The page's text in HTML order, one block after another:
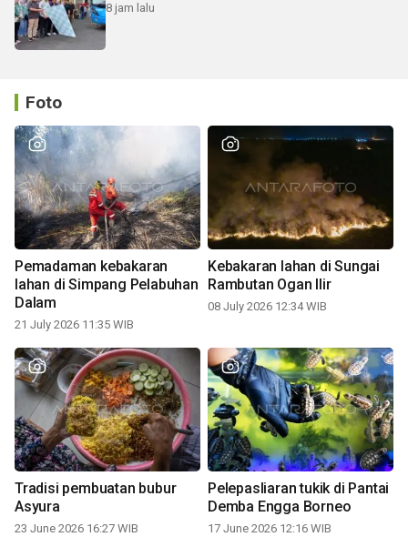
8 jam lalu
Foto
Pemadaman kebakaran
lahan di Simpang Pelabuhan
Dalam
21 July 2026 11:35 WIB
Kebakaran lahan di Sungai
Rambutan Ogan Ilir
08 July 2026 12:34 WIB
Tradisi pembuatan bubur
Asyura
23 June 2026 16:27 WIB
Pelepasliaran tukik di Pantai
Demba Engga Borneo
17 June 2026 12:16 WIB